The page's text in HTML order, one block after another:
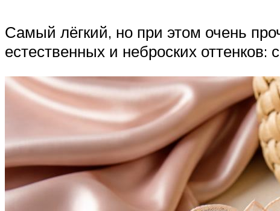
Самый лёгкий, но при этом очень
естественных и неброских оттенков: